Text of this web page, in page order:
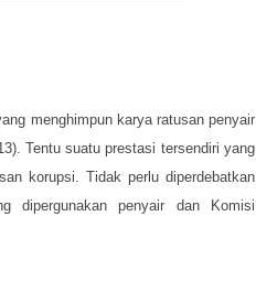
menghimpun karya ratusan penyair
Tentu suatu prestasi tersendiri yang
korupsi. Tidak perlu diperdebatkan
dipergunakan penyair dan Komisi